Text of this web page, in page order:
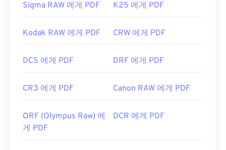
Sigma RAW 에게 PDF K25 에게 PDF
Kodak RAW 에게 PDF CRW 에게 PDF
DCS 에게 PDF DRF 에게 PDF
CR3 에게 PDF Canon RAW 에게 PDF
ORF (Olympus Raw) 에
게 PDF
DCR 에게 PDF